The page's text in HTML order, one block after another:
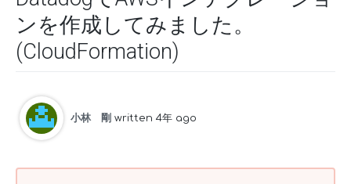
ンを作成してみました。
(CloudFormation)
小林 剛 written 4年 ago